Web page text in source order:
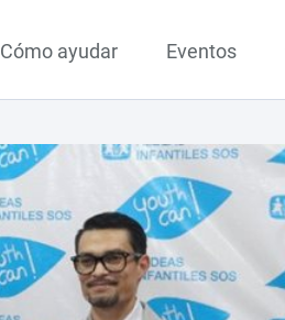
Cómo ayudar Eventos